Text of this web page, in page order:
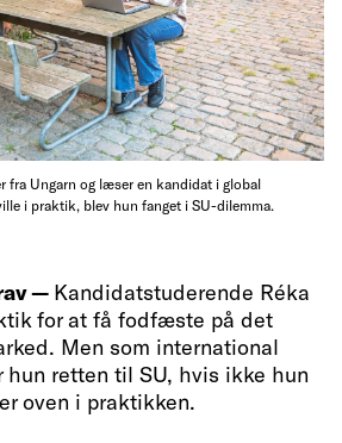
fra Ungarn og læser en kandidat i global
i praktik, blev hun fanget i SU-dilemma.
— Kandidatstuderende Réka
for at få fodfæste på det
Men som international
hun retten til SU, hvis ikke hun
oven i praktikken.